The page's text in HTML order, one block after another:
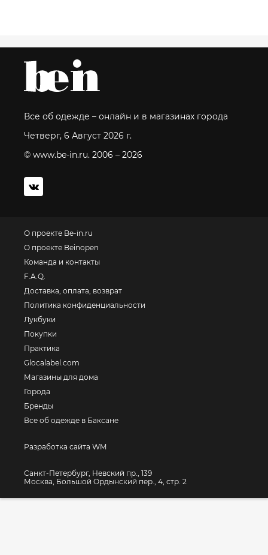
Все об одежде – онлайн и в магазинах города
Четверг, 6 Август 2026 г.
© www.be-in.ru. 2006 – 2026
О проекте Be-in.ru
О проекте Beinopen
Команда и контакты
F.A.Q.
Доставка, оплата, возврат
Политика конфиденциальности
Лукбуки
Покупки
Практика
Glocalabel.com
Магазины для дома
Города
Бренды
Все об одежде в Баксане
Разработка сайта WM
Санкт-Петербург, Невский пр., 139
Москва, Большой Ордынский пер., 4, стр. 2